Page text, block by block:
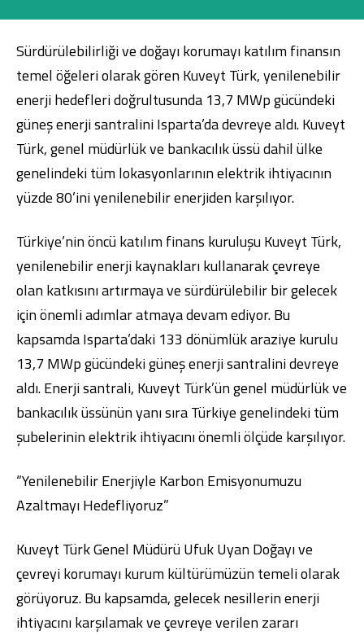
Dijital Bankacılık Hakkımızda
Şube ve ATM’ler
İletişim
Dijital Bankacılık Hakkımızda Finans Portalı
Yatırımcı İlişkileri
Englishالعربية
Ticari Kartlar
Tarım Finansmanı
Yatırım
Sürdürülebilirliği ve doğayı korumayı katılım finansın
temel öğeleri olarak gören Kuveyt Türk, yenilenebilir
enerji hedefleri doğrultusunda 13,7 MWp gücündeki
güneş enerji santralini Isparta’da devreye aldı. Kuveyt
Türk, genel müdürlük ve bankacılık üssü dahil ülke
genelindeki tüm lokasyonlarının elektrik ihtiyacının
yüzde 80’ini yenilenebilir enerjiden karşılıyor.
Türkiye’nin öncü katılım finans kuruluşu Kuveyt Türk,
yenilenebilir enerji kaynakları kullanarak çevreye
olan katkısını artırmaya ve sürdürülebilir bir gelecek
için önemli adımlar atmaya devam ediyor. Bu
kapsamda Isparta’daki 133 dönümlük araziye kurulu
13,7 MWp gücündeki güneş enerji santralini devreye
aldı. Enerji santrali, Kuveyt Türk’ün genel müdürlük ve
bankacılık üssünün yanı sıra Türkiye genelindeki tüm
şubelerinin elektrik ihtiyacını önemli ölçüde karşılıyor.
“Yenilenebilir Enerjiyle Karbon Emisyonumuzu
Azaltmayı Hedefliyoruz”
Kuveyt Türk Genel Müdürü Ufuk Uyan Doğayı ve
çevreyi korumayı kurum kültürümüzün temeli olarak
görüyoruz. Bu kapsamda, gelecek nesillerin enerji
ihtiyacını karşılamak ve çevreye verilen zararı